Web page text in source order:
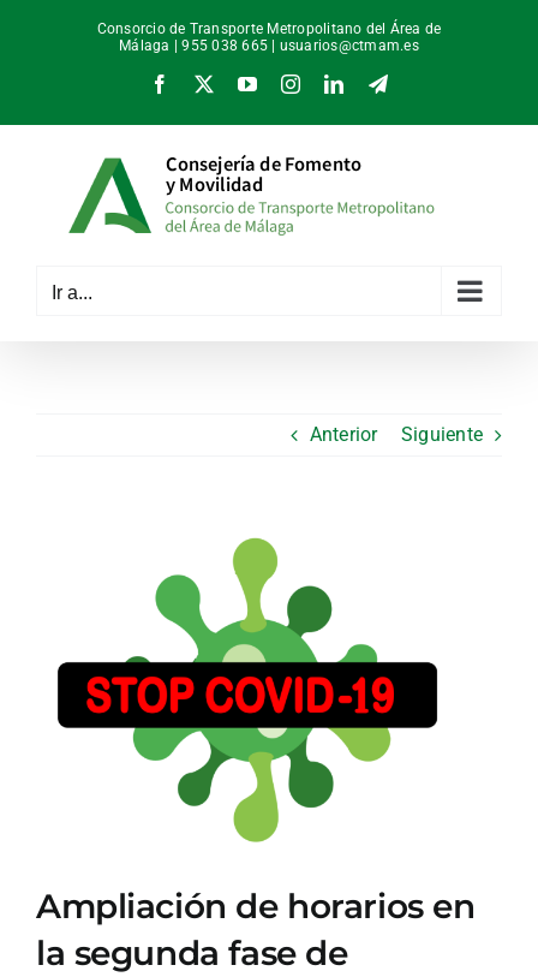
Consorcio de Transporte Metropolitano del Área de
Málaga | 955 038 665 | usuarios@ctmam.es
Facebook
X YouTubeInstagramLinkedInTelegram
Ir a...
Anterior Siguiente
Ampliación de horarios en
la segunda fase de